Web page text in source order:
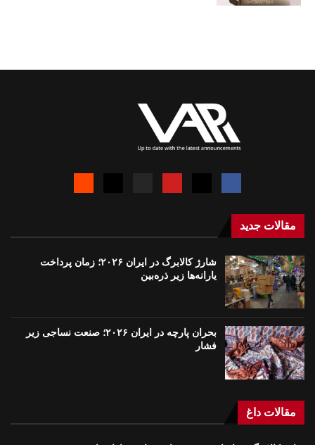
مقالات جدید
شارژ کالابرگ در ایران ۲۰۲۶؛ زمان پرداخت
یارانه‌ها زیر ذره‌بین
بحران پارچه در ایران ۲۰۲۶؛ صنعت نساجی زیر
فشار
مقالات داغ